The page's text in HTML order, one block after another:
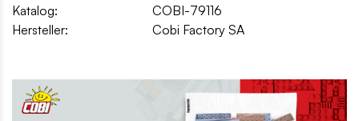
Katalog:
COBI-79116
Hersteller:
Cobi Factory SA